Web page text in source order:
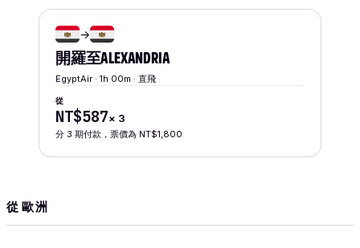
→
開羅至ALEXANDRIA
EgyptAir · 1h 00m · 直飛
從
NT$587× 3
分 3 期付款，票價為 NT$1,800
從 歐洲